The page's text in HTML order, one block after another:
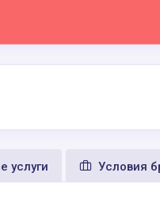
услуги Условия